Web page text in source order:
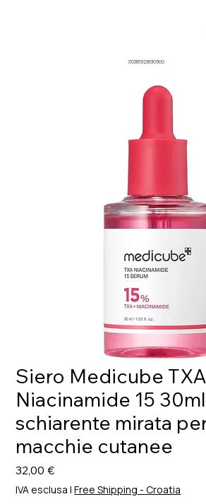
00385923890900
Siero Medicube TXA
Niacinamide 15
schiarente mirata
macchie cutanee
32,00 €Prezzo
IVA esclusa |Free Shipping - Croatia